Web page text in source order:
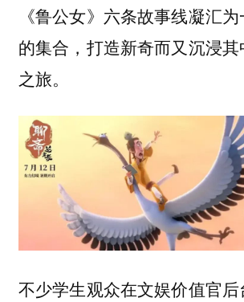
《鲁公女》六条故事线凝汇
的集合，打造新奇而又沉浸
之旅。
不少学生观众在文娱价值官后